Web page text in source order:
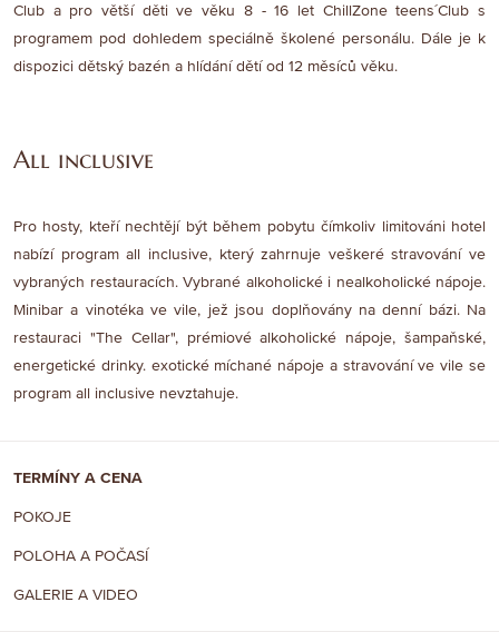
Club a pro větší děti ve věku 8 - 16 let ChillZone teens´Club s
programem pod dohledem speciálně školené personálu. Dále je k
dispozici dětský bazén a hlídání dětí od 12 měsíců věku.
All inclusive
Pro hosty, kteří nechtějí být během pobytu čímkoliv limitováni hotel
nabízí program all inclusive, který zahrnuje veškeré stravování ve
vybraných restauracích. Vybrané alkoholické i nealkoholické nápoje.
Minibar a vinotéka ve vile, jež jsou doplňovány na denní bázi. Na
restauraci "The Cellar", prémiové alkoholické nápoje, šampaňské,
energetické drinky. exotické míchané nápoje a stravování ve vile se
program all inclusive nevztahuje.
TERMÍNY A CENA
POKOJE
POLOHA A POČASÍ
GALERIE A VIDEO